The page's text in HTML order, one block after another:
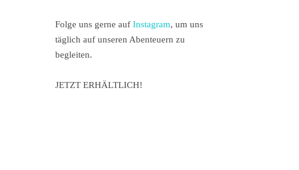
Folge uns gerne auf Instagram, um uns
täglich auf unseren Abenteuern zu
begleiten.
JETZT ERHÄLTLICH!